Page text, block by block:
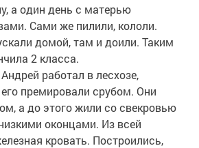
а один день с матерью
Сами же пилили, кололи.
домой, там и доили. Таким
2 класса.
работал в лесхозе,
премировали срубом. Они
а до этого жили со свекровью
оконцами. Из всей
кровать. Построились,